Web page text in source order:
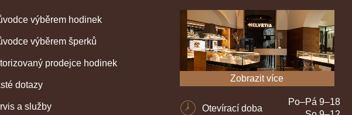
výběrem hodinek
výběrem šperků
prodejce hodinek
dotazy
a služby
Zobrazit více
Otevírací doba
Po–Pá 9–18